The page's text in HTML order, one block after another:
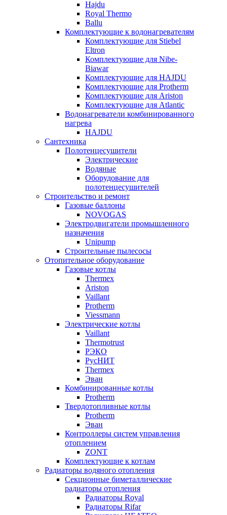
Hajdu
Royal Thermo
Ballu
Комплектующие к водонагревателям
Комплектующие для Stiebel
Eltron
Комплектующие для Nibe-
Biawar
Комплектующие для HAJDU
Комплектующие для Protherm
Комплектующие для Ariston
Комплектующие для Atlantic
Водонагреватели комбинированного
нагрева
HAJDU
Сантехника
Полотенцесушители
Электрические
Водяные
Оборудование для
полотенцесушителей
Строительство и ремонт
Газовые баллоны
NOVOGAS
Электродвигатели промышленного
назначения
Unipump
Строительные пылесосы
Отопительное оборудование
Газовые котлы
Thermex
Ariston
Vaillant
Protherm
Viessmann
Электрические котлы
Vaillant
Thermotrust
РЭКО
РусНИТ
Thermex
Эван
Комбинированные котлы
Protherm
Твердотопливные котлы
Protherm
Эван
Контроллеры систем управления
отоплением
ZONT
Комплектующие к котлам
Радиаторы водяного отопления
Секционные биметаллические
радиаторы отопления
Радиаторы Royal
Радиаторы Rifar